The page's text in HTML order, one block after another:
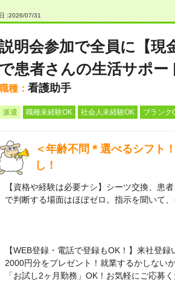
:2026/07/31
明会参加で全員に【現
で患者さんの生活サポー
種： 看護助手
派遣 職種未経験OK 社会人未経験OK ブランク
＜年齢不問＊選べるシフト
し！
【資格や経験は必要ナシ】シーツ交換、患
で判断する場面はほぼゼロ。指示を聞いて
【WEB登録・電話で登録もOK！】来社登
2000円分をプレゼント！就業するかしない
「お試し2ヶ月勤務」OK！お気軽にご応募く